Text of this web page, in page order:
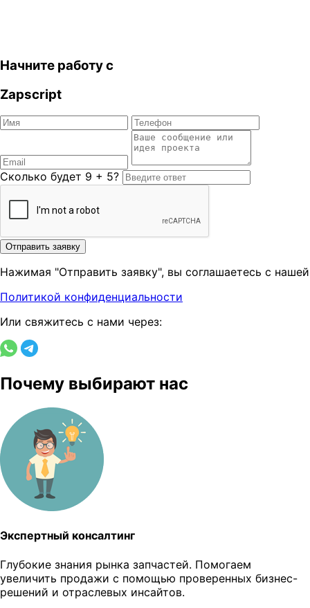
Начните работу с
Zapscript
Сколько будет 9 + 5?
Отправить заявку
Нажимая "Отправить заявку", вы соглашаетесь с нашей
Политикой конфиденциальности
Или свяжитесь с нами через:
Почему выбирают нас
Экспертный консалтинг
Глубокие знания рынка запчастей. Помогаем
увеличить продажи с помощью проверенных бизнес-
решений и отраслевых инсайтов.